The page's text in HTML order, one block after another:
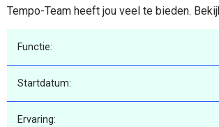
Tempo-Team heeft jou veel te bieden.
Functie:
Startdatum:
Ervaring: